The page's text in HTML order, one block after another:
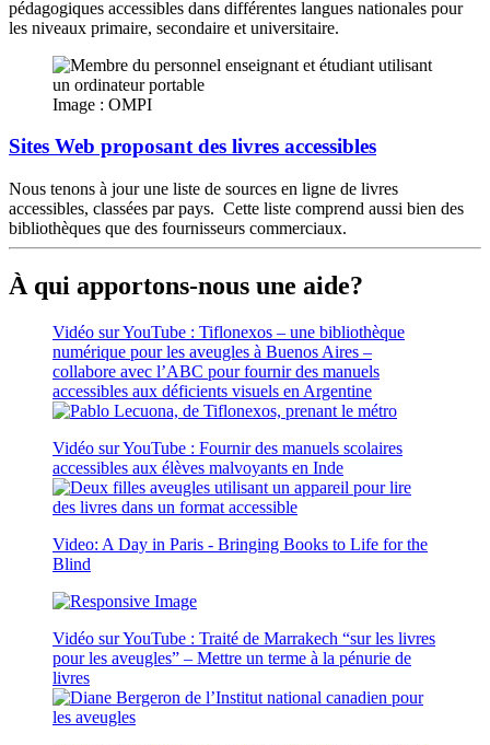
pédagogiques accessibles dans différentes langues nationales pour
les niveaux primaire, secondaire et universitaire.
Image : OMPI
Sites Web proposant des livres accessibles
Nous tenons à jour une liste de sources en ligne de livres
accessibles, classées par pays. Cette liste comprend aussi bien des
bibliothèques que des fournisseurs commerciaux.
À qui apportons-nous une aide?
Vidéo sur YouTube : Tiflonexos – une bibliothèque
numérique pour les aveugles à Buenos Aires –
collabore avec l’ABC pour fournir des manuels
accessibles aux déficients visuels en Argentine
Vidéo sur YouTube : Fournir des manuels scolaires
accessibles aux élèves malvoyants en Inde
Video: A Day in Paris - Bringing Books to Life for the
Blind
Vidéo sur YouTube : Traité de Marrakech “sur les livres
pour les aveugles” – Mettre un terme à la pénurie de
livres